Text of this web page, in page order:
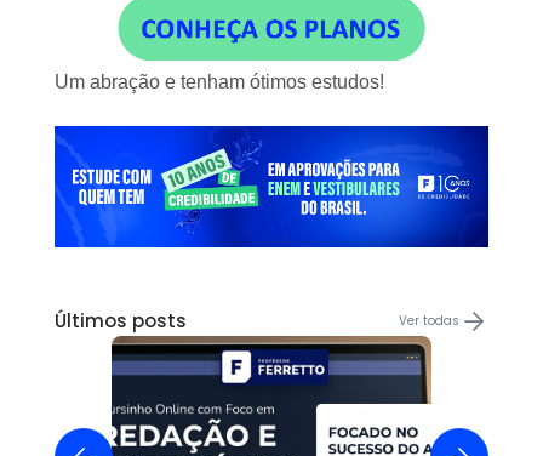
Um abração e tenham ótimos estudos!
Últimos posts Ver todas